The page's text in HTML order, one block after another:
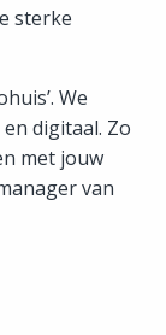
sterke
We
digitaal. Zo
met jouw
van